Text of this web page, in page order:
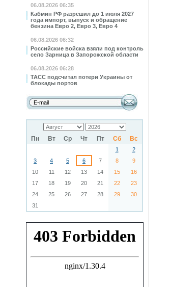
06.08.2026 06:35
Кабмин РФ разрешил до 1 июля 2027
года импорт, выпуск и обращение
бензина Евро 2, Евро 3, Евро 4
06.08.2026 06:32
Российские войска взяли под контроль
село Зарница в Запорожской области
06.08.2026 06:28
ТАСС подсчитал потери Украины от
блокады портов
Пн Вт Ср Чт Пт Сб Вс
1
2
3
4 5 6 7 8
9
10
11 12 13 14 15
16
17
18 19 20 21 22
23
24
25 26 27 28 29
30
31